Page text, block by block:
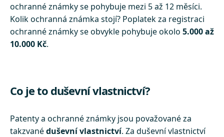
ochranné známky se pohybuje mezi 5 až 12 měsíci.
Kolik ochranná známka stojí? Poplatek za registraci
ochranné známky se obvykle pohybuje okolo 5.000 až
10.000 Kč.
Co je to duševní vlastnictví?
Patenty a ochranné známky jsou považované za
takzvanéduševní vlastnictví. Za duševní vlastnictví